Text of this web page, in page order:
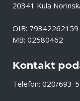
20341 Kula
OIB: 79342262159
MB: 02580462
Kontakt
Telefon: 020/693-